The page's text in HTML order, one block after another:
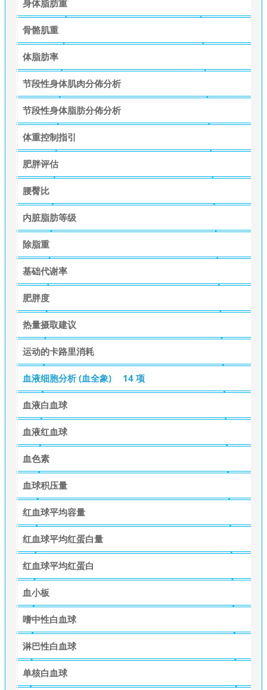
身体脂肪重
骨骼肌重
体脂肪率
节段性身体肌肉分佈分析
节段性身体脂肪分佈分析
体重控制指引
肥胖评估
腰臀比
内脏脂肪等级
除脂重
基础代谢率
肥胖度
热量摄取建议
运动的卡路里消耗
血液细胞分析 (血全象) 14 项
血液白血球
血液红血球
血色素
血球积压量
红血球平均容量
红血球平均红蛋白量
红血球平均红蛋白
血小板
嗜中性白血球
淋巴性白血球
单核白血球